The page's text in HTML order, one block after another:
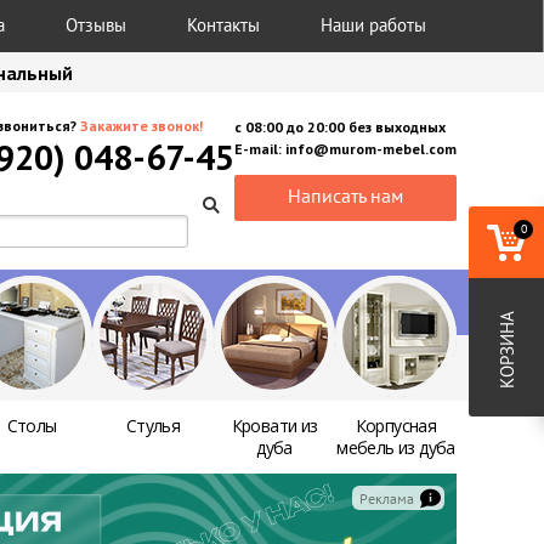
Отзывы Контакты Наши работы
с 08:00 до 20:00 без выходных
E-mail: info@murom-mebel.com
Написать нам
Закажите звонок!
048-67-45
Столы Стулья
Кровати из
дуба
Корпусная
мебель из дуба
0
КОРЗИНА